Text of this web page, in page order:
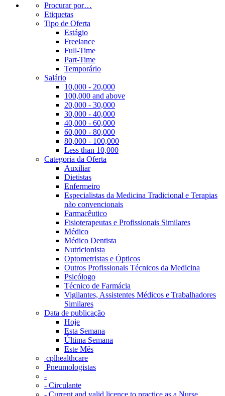
Procurar por…
Etiquetas
Tipo de Oferta
Estágio
Freelance
Full-Time
Part-Time
Temporário
Salário
10,000 - 20,000
100,000 and above
20,000 - 30,000
30,000 - 40,000
40,000 - 60,000
60,000 - 80,000
80,000 - 100,000
Less than 10,000
Categoria da Oferta
Auxiliar
Dietistas
Enfermeiro
Especialistas da Medicina Tradicional e Terapias
não convencionais
Farmacêutico
Fisioterapeutas e Profissionais Similares
Médico
Médico Dentista
Nutricionista
Optometristas e Ópticos
Outros Profissionais Técnicos da Medicina
Psicólogo
Técnico de Farmácia
Vigilantes, Assistentes Médicos e Trabalhadores
Similares
Data de publicação
Hoje
Esta Semana
Última Semana
Este Mês
‎ cplhealthcare‬
Pneumologistas
-
- Circulante
- Current and valid licence to practice as a Nurse